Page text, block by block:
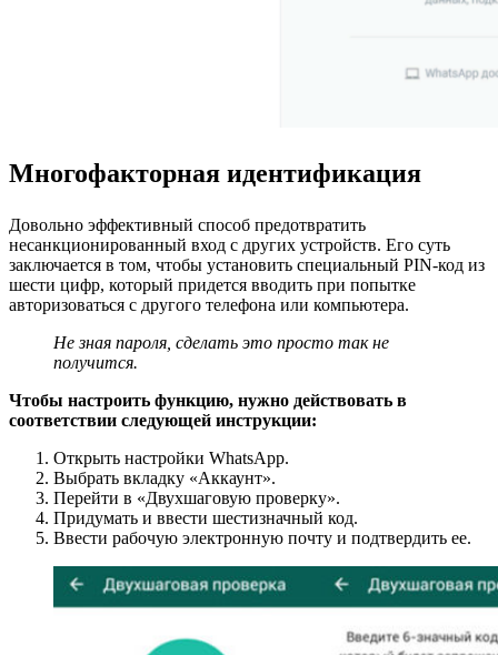
Многофакторная идентификация
Довольно эффективный способ предотвратить
несанкционированный вход с других устройств. Его суть
заключается в том, чтобы установить специальный PIN-код из
шести цифр, который придется вводить при попытке
авторизоваться с другого телефона или компьютера.
Не зная пароля, сделать это просто так не
получится.
Чтобы настроить функцию, нужно действовать в
соответствии следующей инструкции:
Открыть настройки WhatsApp.
Выбрать вкладку «Аккаунт».
Перейти в «Двухшаговую проверку».
Придумать и ввести шестизначный код.
Ввести рабочую электронную почту и подтвердить ее.